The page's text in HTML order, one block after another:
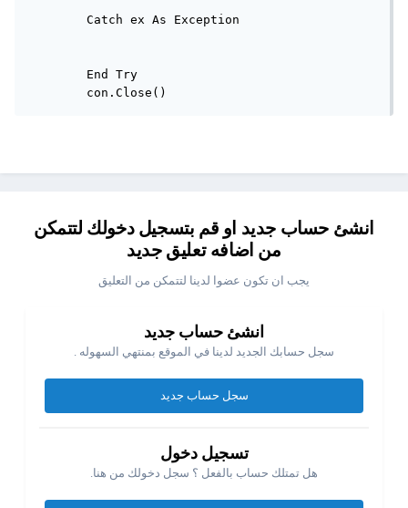
        Catch ex As Exception
        End Try
        con.Close()
انشئ حساب جديد او قم بتسجيل دخولك لتتمكن
من اضافه تعليق جديد
يجب ان تكون عضوا لدينا لتتمكن من التعليق
انشئ حساب جديد
سجل حسابك الجديد لدينا في الموقع بمنتهي السهوله .
سجل حساب جديد
تسجيل دخول
هل تمتلك حساب بالفعل ؟ سجل دخولك من هنا.